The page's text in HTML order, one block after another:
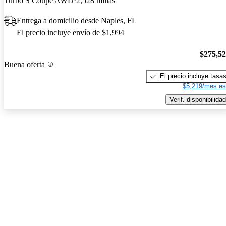
Entrega a domicilio desde Naples, FL
El precio incluye envío de $1,994
Buena oferta
El precio incluye tasas
$5,219/mes
Verif. disponibilidad